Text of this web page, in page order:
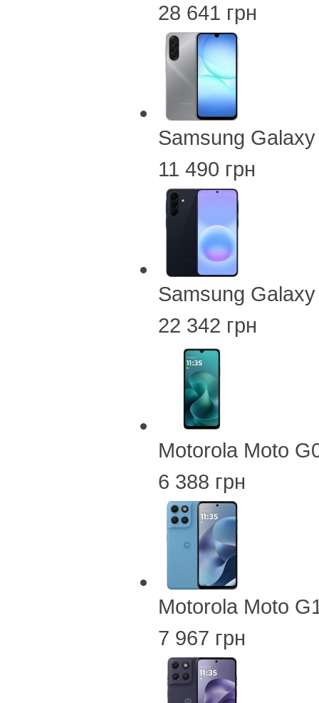
28 641 грн
Samsung
11 490 грн
Samsung
22 342 грн
Motorola Moto
6 388 грн
Motorola Moto
7 967 грн